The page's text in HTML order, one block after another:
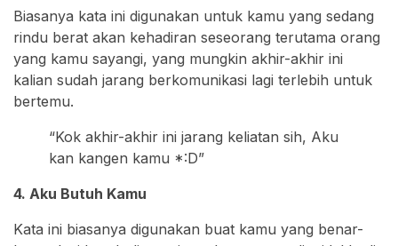
Biasanya kata ini digunakan untuk kamu yang sedang
rindu berat akan kehadiran seseorang terutama orang
yang kamu sayangi, yang mungkin akhir-akhir ini
kalian sudah jarang berkomunikasi lagi terlebih untuk
bertemu.
“Kok akhir-akhir ini jarang keliatan sih, Aku
kan kangen kamu *:D”
4. Aku Butuh Kamu
Kata ini biasanya digunakan buat kamu yang benar-